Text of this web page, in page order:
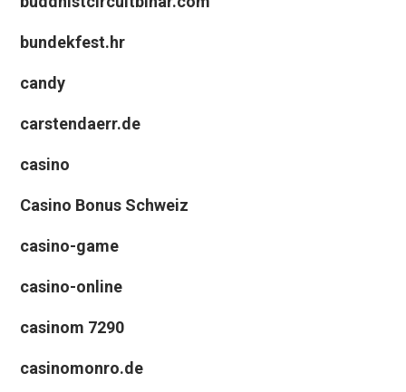
bundekfest.hr
candy
carstendaerr.de
casino
Casino Bonus Schweiz
casino-game
casino-online
casinom 7290
casinomonro.de